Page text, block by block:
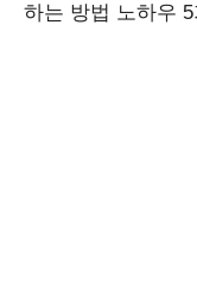
하는 방법 노하우